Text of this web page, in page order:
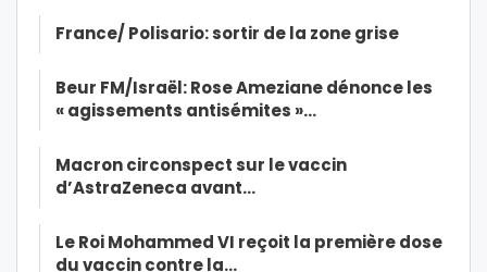
France/ Polisario: sortir de la zone grise
Beur FM/Israël: Rose Ameziane dénonce les
« agissements antisémites »…
Macron circonspect sur le vaccin
d’AstraZeneca avant…
Le Roi Mohammed VI reçoit la première dose
du vaccin contre la…